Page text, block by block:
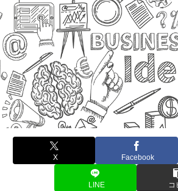
X Facebook
LINE コ